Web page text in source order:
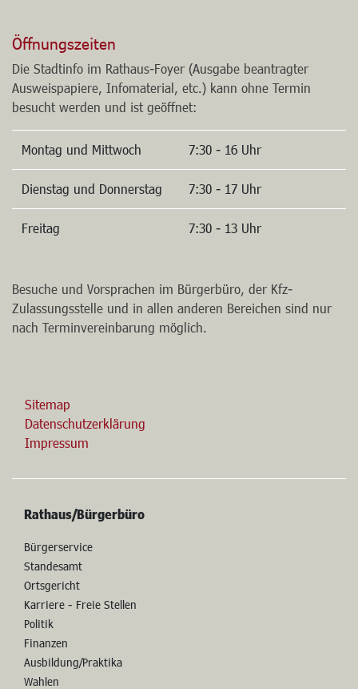
Öffnungszeiten
Die Stadtinfo im Rathaus-Foyer (Ausgabe beantragter
Ausweispapiere, Infomaterial, etc.) kann ohne Termin
besucht werden und ist geöffnet:
Montag und Mittwoch 7:30 - 16 Uhr
Dienstag und Donnerstag 7:30 - 17 Uhr
Freitag 7:30 - 13 Uhr
Besuche und Vorsprachen im Bürgerbüro, der Kfz-
Zulassungsstelle und in allen anderen Bereichen sind nur
nach Terminvereinbarung möglich.
Sitemap
Datenschutzerklärung
Impressum
Rathaus/Bürgerbüro
Bürgerservice
Standesamt
Ortsgericht
Karriere - Freie Stellen
Politik
Finanzen
Ausbildung/Praktika
Wahlen